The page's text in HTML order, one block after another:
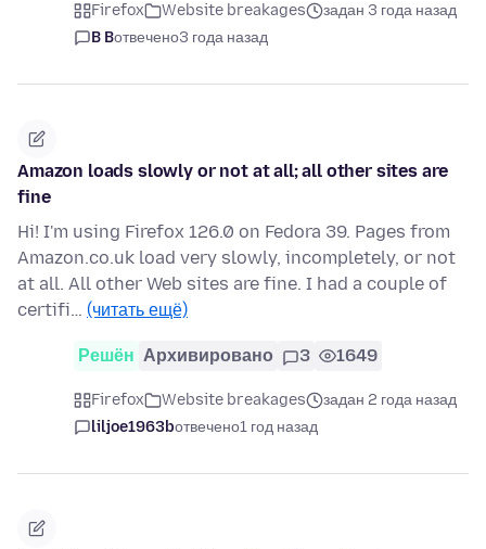
Firefox Website breakages
задан 3 года назад
B Bотвечено3 года назад
Amazon loads slowly or not at all; all other sites are
fine
Hi! I'm using Firefox 126.0 on Fedora 39. Pages from
Amazon.co.uk load very slowly, incompletely, or not
at all. All other Web sites are fine. I had a couple of
certifi… (читать ещё)
Решён Архивировано 3 1649
Firefox Website breakages
задан 2 года назад
liljoe1963bотвечено1 год назад